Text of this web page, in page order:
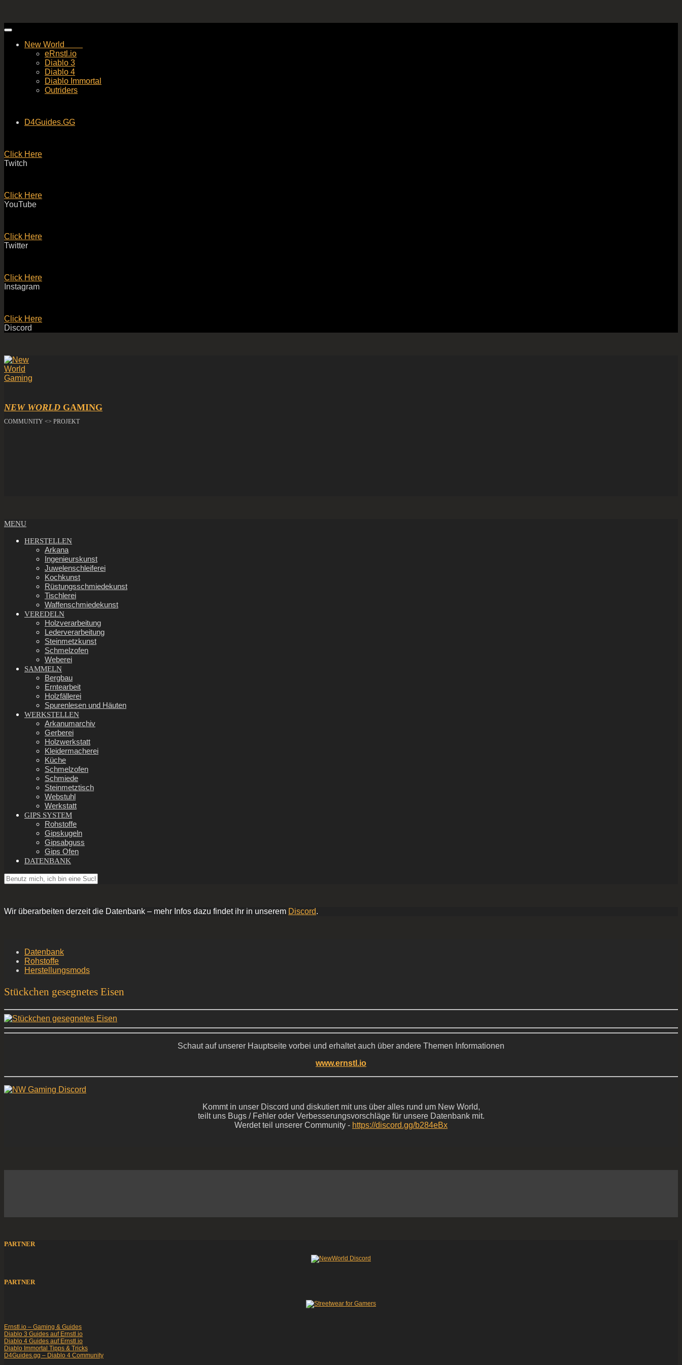
Skip
contentNew World
eRnstl.io
Diablo 3
Diablo 4
Diablo Immortal
Outriders
D4Guides.GG
Click Here
Twitch
Click Here
YouTube
Click Here
Twitter
Click Here
Instagram
Click Here
Discord
NEW WORLD GAMING
COMMUNITY <> PROJEKT
Secondary
Menu
MENU
HERSTELLEN
Arkana
Ingenieurskunst
Juwelenschleiferei
Kochkunst
Rüstungsschmiedekunst
Tischlerei
Waffenschmiedekunst
VEREDELN
Holzverarbeitung
Lederverarbeitung
Steinmetzkunst
Schmelzofen
Weberei
SAMMELN
Bergbau
Erntearbeit
Holzfällerei
Spurenlesen und Häuten
WERKSTELLEN
Arkanumarchiv
Gerberei
Holzwerkstatt
Kleidermacherei
Küche
Schmelzofen
Schmiede
Steinmetztisch
Webstuhl
Werkstatt
GIPS SYSTEM
Rohstoffe
Gipskugeln
Gipsabguss
Gips Ofen
DATENBANK
Wir überarbeiten derzeit die Datenbank – mehr Infos dazu findet ihr in unserem Discord.
Datenbank
Rohstoffe
Herstellungsmods
Stückchen gesegnetes Eisen
Schaut auf unserer Hauptseite vorbei und erhaltet auch über andere Themen Informationen
www.ernstl.io
Kommt in unser Discord und diskutiert mit uns über alles rund um New World,
teilt uns Bugs / Fehler oder Verbesserungsvorschläge für unsere Datenbank mit.
Werdet teil unserer Community - https://discord.gg/b284eBx
PARTNER
PARTNER
Ernstl.io – Gaming & Guides
Diablo 3 Guides auf Ernstl.io
Diablo 4 Guides auf Ernstl.io
Diablo Immortal Tipps & Tricks
D4Guides.gg – Diablo 4 Community